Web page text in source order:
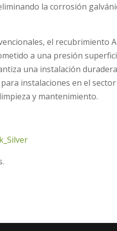
la corrosión
el recubrimiento
a una presión
una instalación
instalaciones en el
y mantenimiento.